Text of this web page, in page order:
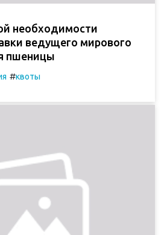
необходимости
ведущего мирового
пшеницы
#квоты